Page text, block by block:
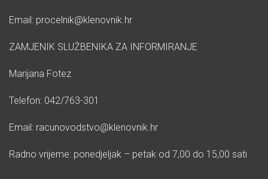
Email: procelnik@klenovnik.hr
ZAMJENIK SLUŽBENIKA ZA INFORMIRANJE
Marijana Fotez
Telefon: 042/763-301
Email: racunovodstvo@klenovnik.hr
Radno vrijeme: ponedjeljak – petak od 7,00 do 15,00 sati